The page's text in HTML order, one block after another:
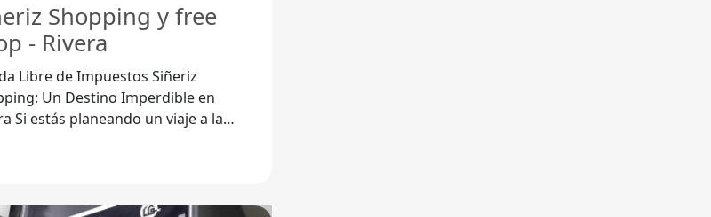
Shopping y free
- Rivera
Libre de Impuestos Siñeriz
Un Destino Imperdible en
a la